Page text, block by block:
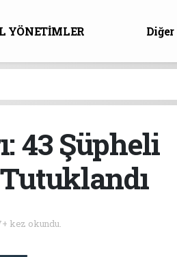
YÖNETİMLER
Diğer
43 Şüpheli
kez okundu.